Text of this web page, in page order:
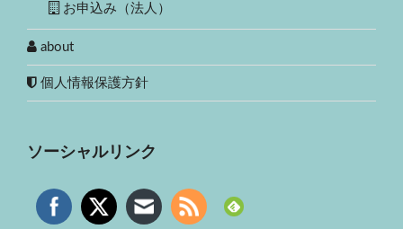
お申込み（法人）
about
個人情報保護方針
ソーシャルリンク